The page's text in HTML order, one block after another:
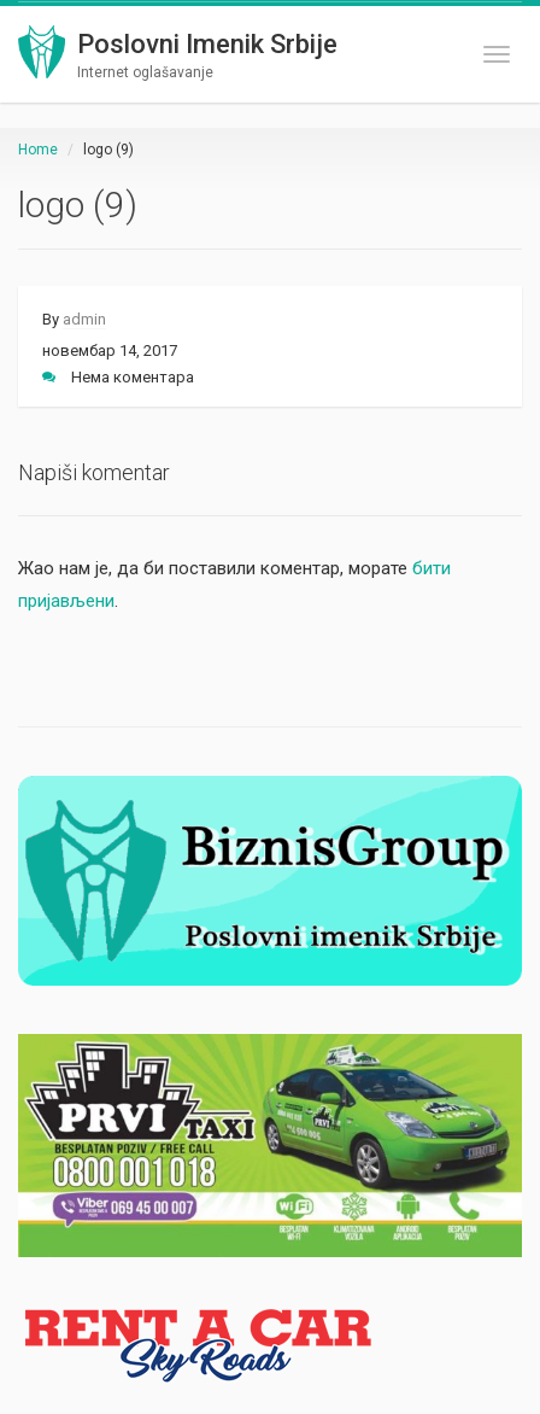
Poslovni Imenik Srbije
Internet oglašavanje
Home logo (9)
logo (9)
By admin
новембар 14, 2017
Нема коментара
Napiši komentar
Жао нам је, да би поставили коментар, морате бити
пријављени.